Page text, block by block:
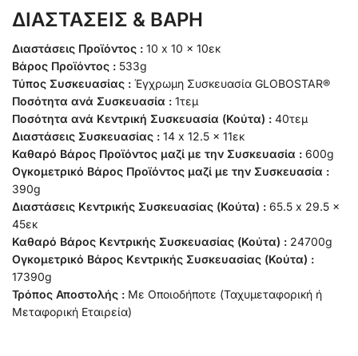
ΔΙΑΣΤΑΣΕΙΣ & ΒΑΡΗ
Διαστάσεις Προϊόντος : 10 x 10 x 10εκ
Βάρος Προϊόντος : 533g
Τύπος Συσκευασίας : Έγχρωμη Συσκευασία GLOBOSTAR®
Ποσότητα ανά Συσκευασία : 1τεμ
Ποσότητα ανά Κεντρική Συσκευασία (Κούτα) : 40τεμ
Διαστάσεις Συσκευασίας : 14 x 12.5 x 11εκ
Καθαρό Βάρος Προϊόντος μαζί με την Συσκευασία : 600g
Ογκομετρικό Βάρος Προϊόντος μαζί με την Συσκευασία :
390g
Διαστάσεις Κεντρικής Συσκευασίας (Κούτα) : 65.5 x 29.5 x
45εκ
Καθαρό Βάρος Κεντρικής Συσκευασίας (Κούτα) : 24700g
Ογκομετρικό Βάρος Κεντρικής Συσκευασίας (Κούτα) :
17390g
Τρόπος Αποστολής : Με Οποιοδήποτε (Ταχυμεταφορική ή
Μεταφορική Εταιρεία)